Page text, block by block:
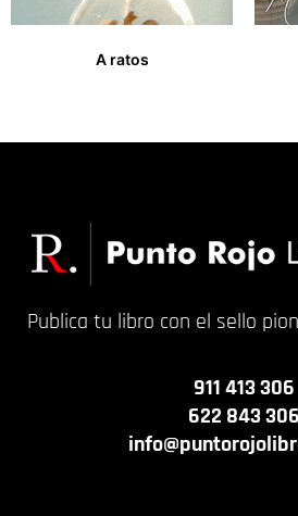
A ratos
Publica tu libro con el sello
911 413 306
622 843 306